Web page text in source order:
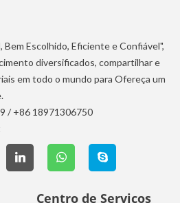
Escolhido, Eficiente e Confiável",
diversificados, compartilhar e
em todo o mundo para Ofereça um
/ +86 18971306750
Centro de Serviços